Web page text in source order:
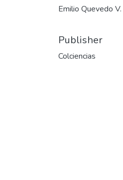
Emilio Quevedo V.
Publisher
Colciencias